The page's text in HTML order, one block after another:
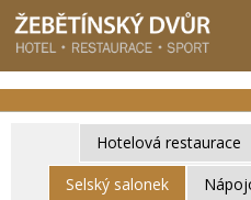
Žebětínský dvůr - Gastro & relax
Hotelová restaurace
Selský salonek